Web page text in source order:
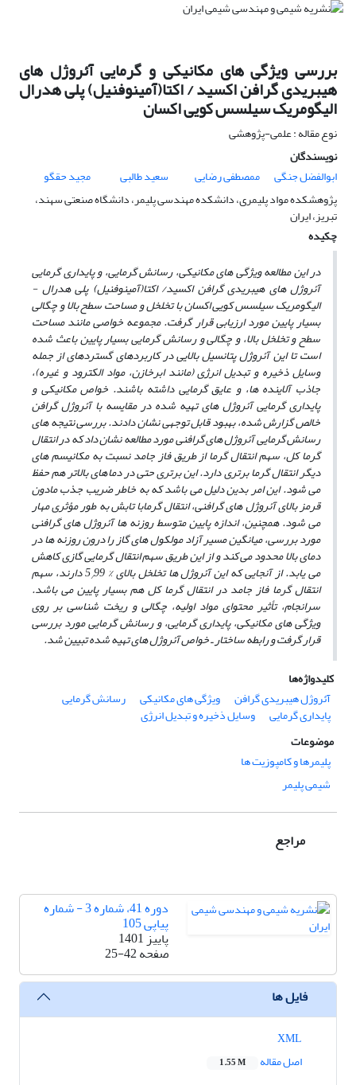
بررسی ویژگی های مکانیکی و گرمایی آئروژل های
هیبریدی گرافن اکسید / اکتا(آمینوفنیل) پلی هدرال
الیگومریک سیلسس کویی اکسان
نوع مقاله : علمی-پژوهشی
نویسندگان
ابوالفضل جنگی
ممصطفی رضایی سعید طالبی
مجید حقگو
پژوهشکده مواد پلیمری، دانشکده مهندسی پلیمر، دانشگاه صنعتی سهند،
تبریز، ایران
چکیده
در این مطالعه ویژگی­ های مکانیکی، رسانش گرمایی، و پایداری گرمایی
آئروژل­ های هیبریدی گرافن اکسید/ اکتا(آمینوفنیل)پلی­ هدرال ­
الیگومریک ­سیلسس ­کویی­ اکسان با تخلخل و مساحت سطح بالا و چگالی
بسیار پایین مورد ارزیابی قرار گرفت. مجموعه خواصی مانند مساحت
سطح و تخلخل بالا، و چگالی و رسانش گرمایی بسیار پایین باعث شده
استتا این آئروژلپتانسیل بالایی در کاربردهای گسترده­ای از جمله
وسایل ذخیره و تبدیل انرژی (مانند ابرخازن، مواد الکترود و غیره)،
جاذب آلاینده ­ها، و عایق گرمایی داشته باشند. خواص مکانیکی و
پایداری گرمایی آئروژل­ های تهیه شده در مقایسه با آئروژل گرافن
خالص گزارش شده، بهبود قابل توجهی نشان دادند. بررسی نتیجه ­های
رسانش گرمایی آئروژل­ های گرافنی مورد مطالعهنشان داد که در انتقال
گرما کل، سهم انتقال گرما از طریق فاز جامد نسبت به مکانیسم ­های
دیگر انتقال گرما برتری دارد.این برتری حتی در دماهای بالاتر هم حفظ
می­ شود. این امر بدین دلیل می­ باشد که به خاطر ضریب جذب مادون
قرمز بالایآئروژل های گرافنی، انتقال گرمابا تابش به طور مؤثری مهار
می ­شود. همچنین، اندازه پایین متوسط روزنه ها آئروژل ­هایگرافنی
مورد بررسی، میانگین مسیر آزاد مولکول­ های گاز را درون روزنه ها در
دمای بالا محدود می ­کند و از این طریق سهم انتقال گرمایی گازی کاهش
می ­یابد. از آنجایی که این آئروژل ­ها تخلخل بالای % 5 / 99 دارند، سهم
انتقال گرما فاز جامد در انتقال گرما کل هم بسیار پایین می­ باشد.
سرانجام، تأثیر محتوای مواد اولیه، چگالی و ریخت شناسی بر روی
ویژگی­ های مکانیکی، پایداری گرمایی، و رسانش گرمایی مورد بررسی
قرار گرفت و رابطه ساختار ـ خواص آئروژل­ های تهیه شده تبیین شد.
کلیدواژه‌ها
آئروژل هیبریدی گرافن
ویژگی های مکانیکی رسانش گرمایی
پایداری گرمایی
وسایل ذخیره و تبدیل انرژی
موضوعات
پلیمرها و کامپوزیت ها
شیمی پلیمر
مراجع
دوره 41، شماره 3 - شماره
پیاپی 105
پاییز 1401
صفحه25-42
فایل ها
اصل مقاله
1.55 M